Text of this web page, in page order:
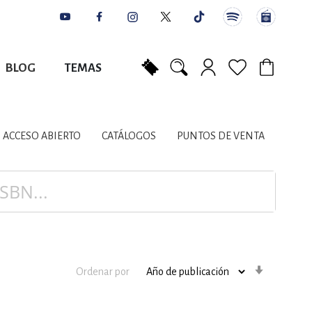
BLOG TEMAS
LITERARIOS
PLANIFICACIÓN
ACCESO ABIERTO CATÁLOGOS PUNTOS DE VENTA
Ordenar por